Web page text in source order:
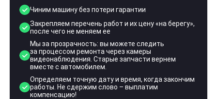
Чиним машину без потери гарантии
Закрепляем перечень работ и их цену «на берегу»,
после чего не меняем ее
Мы за прозрачность: вы можете следить
за процессом ремонта через камеры
видеонаблюдения. Старые запчасти вернем
вместе с автомобилем.
Определяем точную дату и время, когда закончим
работы. Не сдержим слово – выплатим
компенсацию!